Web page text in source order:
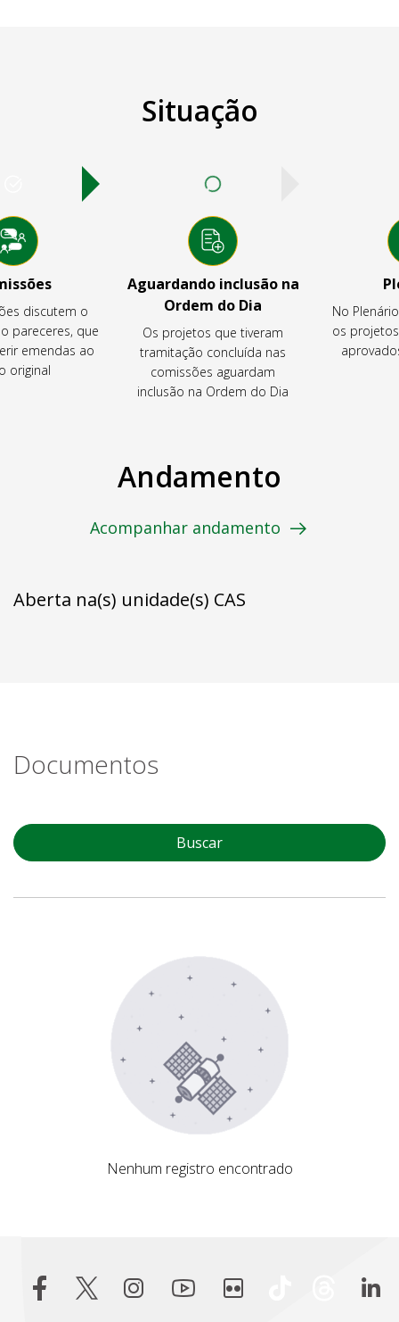
Situação
discutem o
pareceres, que
emendas ao
original
Aguardando inclusão na
Ordem do Dia
Os projetos que tiveram
tramitação concluída nas
comissões aguardam
inclusão na Ordem do Dia
No
os
Andamento
Acompanhar andamento
Aberta na(s) unidade(s) CAS
Documentos
Buscar
Nenhum registro encontrado
Nenhum registro encontrado